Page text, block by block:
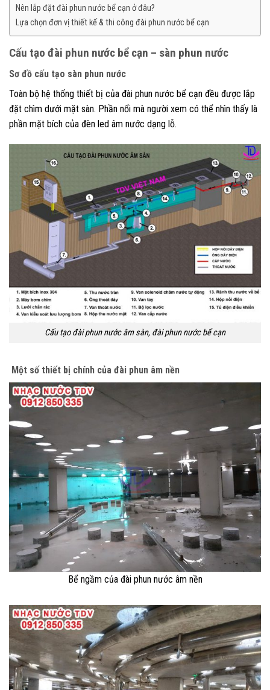
Nên lắp đặt đài phun nước bể cạn ở đâu?
Lựa chọn đơn vị thiết kế & thi công đài phun nước bể cạn
Cấu tạo đài phun nước bể cạn – sàn phun nước
Sơ đồ cấu tạo sàn phun nước
Toàn bộ hệ thống thiết bị của đài phun nước bể cạn đều được lắp
đặt chìm dưới mặt sàn. Phần nổi mà người xem có thể nhìn thấy là
phần mặt bích của đèn led âm nước dạng lỗ.
Cấu tạo đài phun nước âm sàn, đài phun nước bể cạn
Một số thiết bị chính của đài phun âm nền
Bể ngầm của đài phun nước âm nền